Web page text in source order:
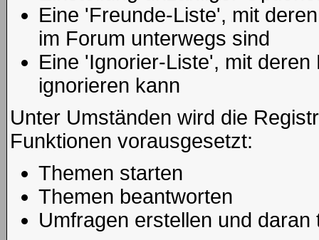
Eine 'Freunde-Liste', mit
im Forum unterwegs sind
Eine 'Ignorier-Liste', mit
ignorieren kann
Unter Umständen wird die
Funktionen vorausgesetzt:
Themen starten
Themen beantworten
Umfragen erstellen und daran